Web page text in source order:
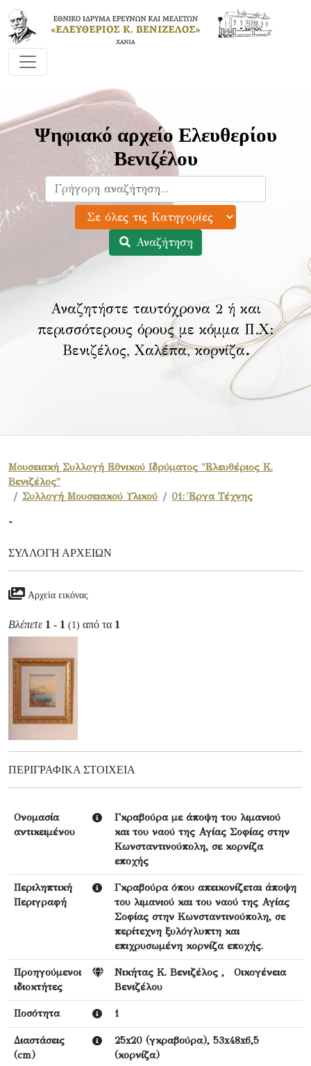
Ψηφιακό αρχείο Ελευθερίου
Βενιζέλου
Αναζήτηση
Αναζητήστε ταυτόχρονα 2 ή και
περισσότερους όρους με κόμμα Π.Χ:
Βενιζέλος, Χαλέπα, κορνίζα.
Μουσειακή Συλλογή Εθνικού Ιδρύματος "Ελευθέριος Κ.
Βενιζέλος"
Συλλογή Μουσειακού Υλικού
01: Έργα Τέχνης
-
ΣΥΛΛΟΓΉ ΑΡΧΕΊΩΝ
Αρχεία εικόνας
Βλέπετε 1 - 1 (1) από τα 1
ΠΕΡΙΓΡΑΦΙΚΆ ΣΤΟΙΧΕΊΑ
Ονομασία
αντικειμένου
Γκραβούρα με άποψη του λιμανιού
και του ναού της Αγίας Σοφίας στην
Κωνσταντινούπολη, σε κορνίζα
εποχής
Περιληπτική
Περιγραφή
Γκραβούρα όπου απεικονίζεται άποψη
του λιμανιού και του ναού της Αγίας
Σοφίας στην Κωνσταντινούπολη, σε
περίτεχνη ξυλόγλυπτη και
επιχρυσωμένη κορνίζα εποχής.
Προηγούμενοι
ιδιοκτήτες
Νικήτας Κ. Βενιζέλος , Οικογένεια
Βενιζέλου
Ποσότητα 1
Διαστάσεις
(cm)
25x20 (γκραβούρα), 53x48x6,5
(κορνίζα)